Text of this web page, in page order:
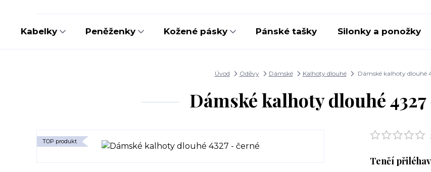
Kabelky Peněženky Kožené pásky Pánské tašky Silonky a ponožky
Úvod Oděvy Dámské Kalhoty dlouhé Dámské kalhoty dlouhé
Dámské kalhoty dlouhé
TOP produkt
Tenčí